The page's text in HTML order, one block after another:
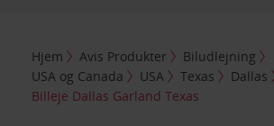
Hjem Avis Produkter
Biludlejning
USA og Canada
USA Texas
Dallas
Billeje Dallas Garland Texas